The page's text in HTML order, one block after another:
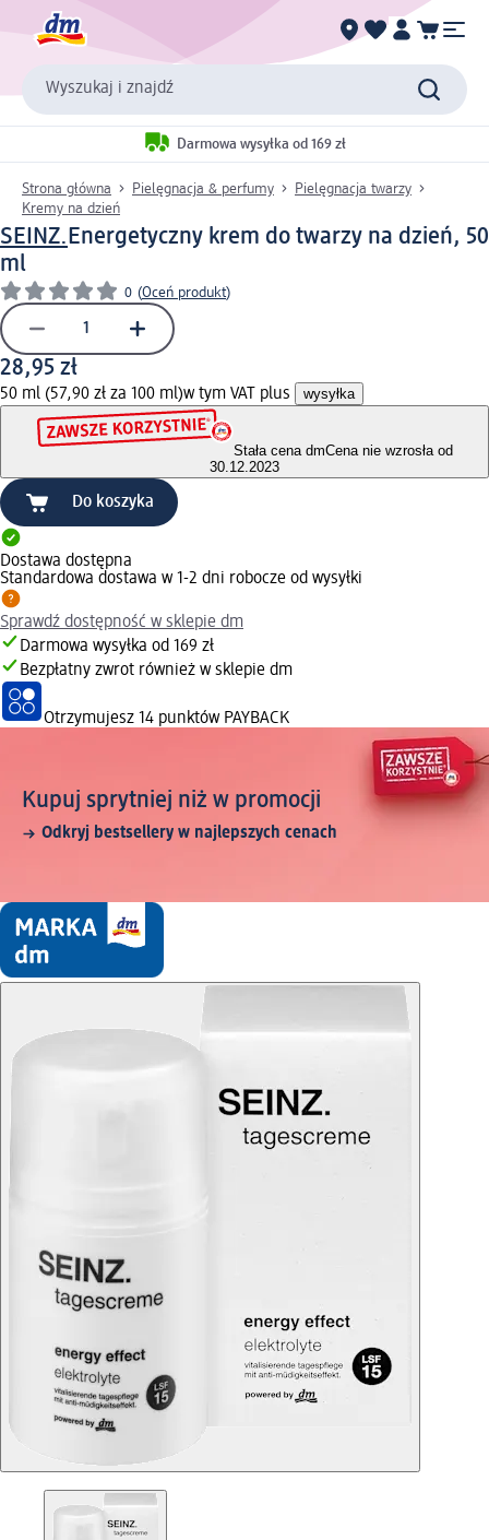
Wyszukaj i znajdź
Darmowa wysyłka od 169 zł
Strona główna Pielęgnacja & perfumy
Pielęgnacja twarzy
Kremy na dzień
SEINZ.Energetyczny krem do twarzy na dzień, 50
ml
0 (Oceń produkt)
28,95 zł
50 ml (57,90 zł za 100 ml)w tym VAT plus wysyłka
Stała cena dmCena nie wzrosła od
30.12.2023
Do koszyka
Dostawa dostępna
Standardowa dostawa w 1-2 dni robocze od wysyłki
Sprawdź dostępność w sklepie dm
Darmowa wysyłka od 169 zł
Bezpłatny zwrot również w sklepie dm
Otrzymujesz 14 punktów PAYBACK
Kupuj sprytniej niż w promocji
Odkryj bestsellery w najlepszych cenach